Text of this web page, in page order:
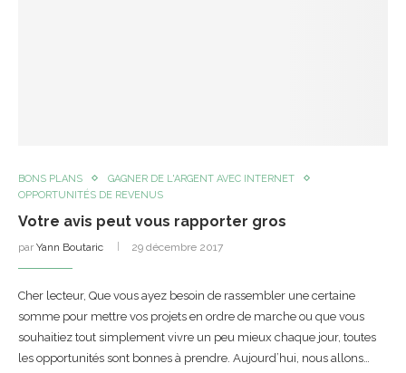
BONS PLANS
GAGNER DE L'ARGENT AVEC INTERNET
OPPORTUNITÉS DE REVENUS
Votre avis peut vous rapporter gros
par Yann Boutaric 29 décembre 2017
Cher lecteur, Que vous ayez besoin de rassembler une certaine
somme pour mettre vos projets en ordre de marche ou que vous
souhaitiez tout simplement vivre un peu mieux chaque jour, toutes
les opportunités sont bonnes à prendre. Aujourd’hui, nous allons…